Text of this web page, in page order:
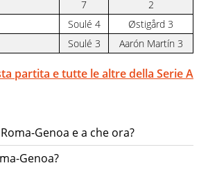
7
2
Soulé 4
Østigård 3
Soulé 3 Aarón Martín 3
partita e tutte le altre della Serie A
Genoa e a che ora?
alle ore 20.45.
Genoa?